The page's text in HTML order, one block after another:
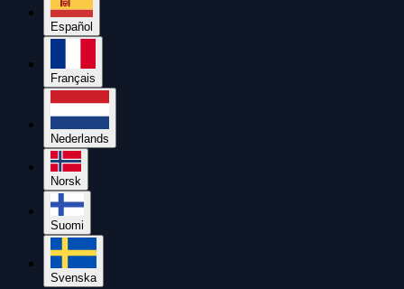
Español
Français
Nederlands
Norsk
Suomi
Svenska